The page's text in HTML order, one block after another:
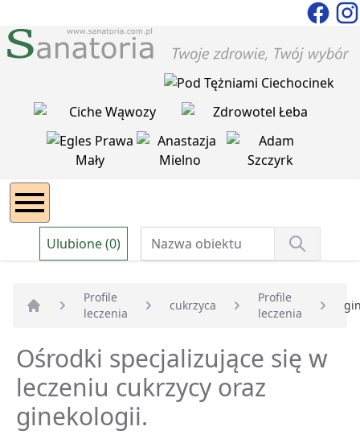
Ulubione (0)
Strona główna
Profile
leczenia
cukrzyca
Profile
leczenia
Ośrodki specjalizujące się w
leczeniu cukrzycy oraz
ginekologii.